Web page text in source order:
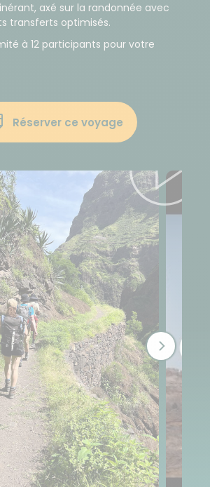
axé sur la randonnée avec
transferts optimisés.
à 12 participants pour votre
Réserver ce voyage